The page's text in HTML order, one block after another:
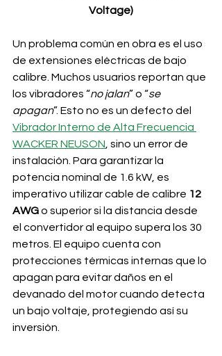
Voltage)
Un problema común en obra es el uso
de extensiones eléctricas de bajo
calibre. Muchos usuarios reportan que
los vibradores “no jalan” o “se
apagan”. Esto no es un defecto del
Vibrador Interno de Alta Frecuencia
WACKER NEUSON , sino un error de
instalación. Para garantizar la
potencia nominal de 1.6 kW, es
imperativo utilizar cable de calibre 12
AWG o superior si la distancia desde
el convertidor al equipo supera los 30
metros. El equipo cuenta con
protecciones térmicas internas que lo
apagan para evitar daños en el
devanado del motor cuando detecta
un bajo voltaje, protegiendo así su
inversión.